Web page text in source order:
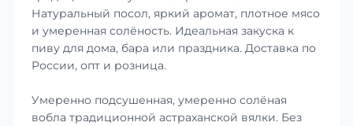
Натуральный посол, яркий аромат, плотное мясо
и умеренная солёность. Идеальная закуска к
пиву для дома, бара или праздника. Доставка по
России, опт и розница.
Умеренно подсушенная, умеренно солёная
вобла традиционной астраханской вялки. Без